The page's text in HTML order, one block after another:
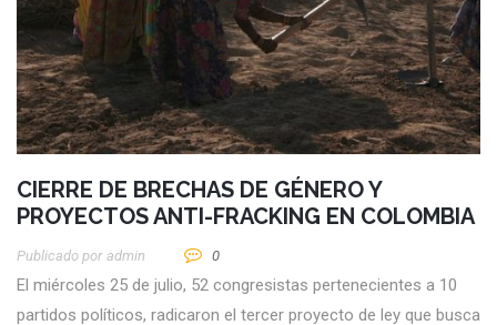
CIERRE DE BRECHAS DE GÉNERO Y
PROYECTOS ANTI-FRACKING EN COLOMBIA
Publicado por Admin 0
El miércoles 25 de julio, 52 congresistas pertenecientes a 10
partidos políticos, radicaron el tercer proyecto de ley que busca